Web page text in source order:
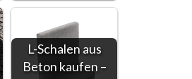
L-Schalen aus
Beton kaufen –